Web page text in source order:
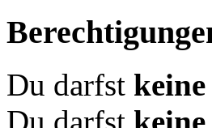
Du darfst keine
Du darfst keine